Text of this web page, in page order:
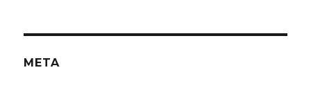
META